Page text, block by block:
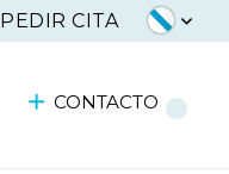
PEDIR CITA
CONTACTO